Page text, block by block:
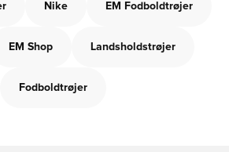
Nike EM Fodboldtrøjer
EM Shop Landsholdstrøjer
Fodboldtrøjer